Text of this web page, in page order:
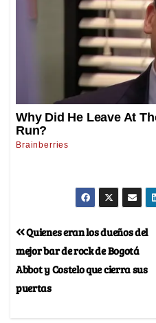
Quienes eran los dueños del
mejor bar de rock de Bogotá
Abbot y Costelo que cierra sus
puertas